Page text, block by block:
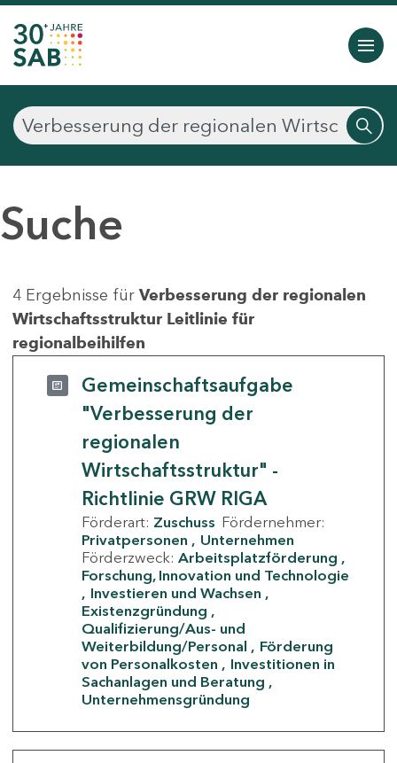
Suche
4 Ergebnisse für Verbesserung der regionalen
Wirtschaftsstruktur Leitlinie für
regionalbeihilfen
Gemeinschaftsaufgabe
"Verbesserung der
regionalen
Wirtschaftsstruktur" -
Richtlinie GRW RIGA
Förderart: Zuschuss Fördernehmer:
Privatpersonen
Unternehmen
Förderzweck: Arbeitsplatzförderung
Forschung, Innovation und Technologie
Investieren und Wachsen
Existenzgründung
Qualifizierung/Aus- und
Weiterbildung/Personal
Förderung
von Personalkosten
Investitionen in
Sachanlagen und Beratung
Unternehmensgründung